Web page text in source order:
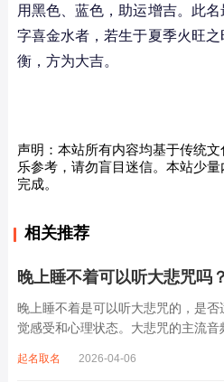
用黑色、蓝色，助运增吉。此
字喜金水者，若生于夏季火旺
衡，方为大吉。
声明：本站所有内容均基于传统
乐参考，请勿盲目迷信。本站少
完成。
相关推荐
晚上睡不着可以听大悲咒吗？
晚上睡不着是可以听大悲咒的，是
觉感受和心理状态。大悲咒的主流
急促的鼓点，这类音频本身具备静心
起名取名 2026-04-06